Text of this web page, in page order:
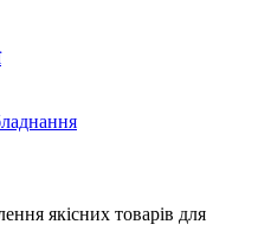
якісних товарів для